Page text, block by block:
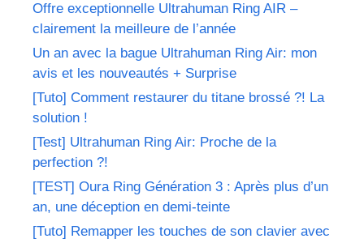
Offre exceptionnelle Ultrahuman Ring AIR –
clairement la meilleure de l’année
Un an avec la bague Ultrahuman Ring Air: mon
avis et les nouveautés + Surprise
[Tuto] Comment restaurer du titane brossé ?! La
solution !
[Test] Ultrahuman Ring Air: Proche de la
perfection ?!
[TEST] Oura Ring Génération 3 : Après plus d’un
an, une déception en demi-teinte
[Tuto] Remapper les touches de son clavier avec